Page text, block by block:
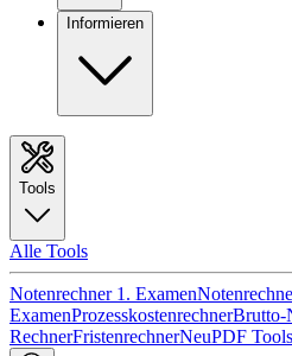
Informieren
Tools
Alle Tools
Notenrechner 1. Examen
ExamenProzesskostenrechnerBrutto-
RechnerFristenrechnerNeuPDF Tools